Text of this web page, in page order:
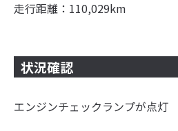
走行距離：110,029km
状況確認
エンジンチェックランプが点灯